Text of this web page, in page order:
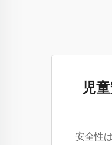
児
安全性